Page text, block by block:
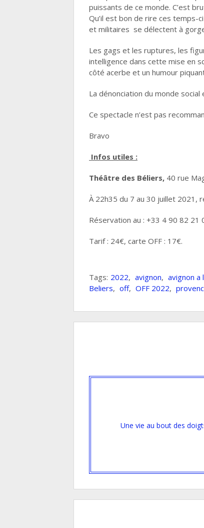
puissants de ce monde. C’est
Qu’il est bon de rire ces temps-
et militaires se délectent à
Les gags et les ruptures, les
intelligence dans cette mise en
côté acerbe et un humour
La dénonciation du monde
Ce spectacle n’est pas
Bravo
Infos utiles :
Théâtre des Béliers, 40 rue
À 22h35 du 7 au 30 juillet 2021,
Réservation au : +33 4 90 82 21
Tarif : 24€, carte OFF : 17€.
Tags: 2022, avignon, avignon a
Beliers, off, OFF 2022,
Une vie au bout des